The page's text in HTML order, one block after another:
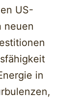
US-
neuen
in